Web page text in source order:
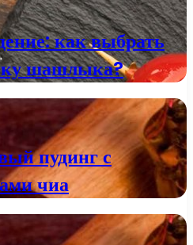
как выбрать
шашлыка?
пудинг с
чиа